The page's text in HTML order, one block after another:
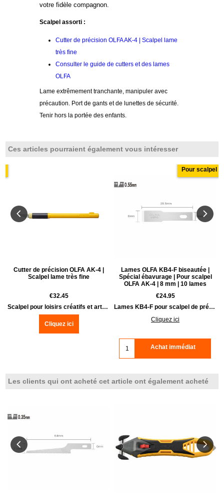
votre fidèle compagnon.
Scalpel assorti :
Cutter de précision OLFA AK-4 | Scalpel lame
très fine
Consulter le guide de cutters et des lames
OLFA
Lame extrêmement tranchante, manipuler avec
précaution. Port de gants et de lunettes de sécurité.
Tenir hors la portée des enfants.
Ces articles pourraient également vous intéresser
Cutter de précision OLFA AK-4 |
Scalpel lame très fine
€32.45
Scalpel pour loisirs créatifs et arts créatifs | 13 mm
Cliquez ici
Pour scalpel
Lames OLFA KB4-F biseautée |
Spécial ébavurage | Pour scalpel
OLFA AK-4 | 8 mm | 10 lames
€24.95
Lames KB4-F pour scalpel de précision OLFA AK-4. 10 lames.
Cliquez ici
Achat immédiat
Les clients qui ont acheté cet article ont également acheté